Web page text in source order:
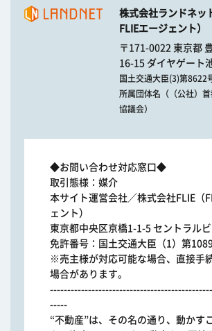
株式会社ランドネッ
FLIEエージェント）
〒171-0022 東京都
16-15 ダイヤゲート
国土交通大臣(3)第8622
所属団体名（（公社）首
協議会）
◆お問い合わせ対応窓口◆
取引態様：媒介
本サイト運営会社／株式会社FLIE（
ェント）
東京都中央区京橋1-1-5 セントラル
免許番号：国土交通大臣（1）第
※売主様が対応可能な場合、直接手
場合があります。
-----
“不動産”は、その名の通り、動かす